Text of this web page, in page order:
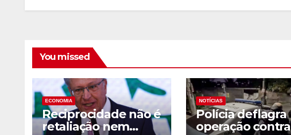
You missed
ECONOMIA
Reciprocidade não é
retaliação nem
NOTÍCIAS
Polícia deflagra
operação contra